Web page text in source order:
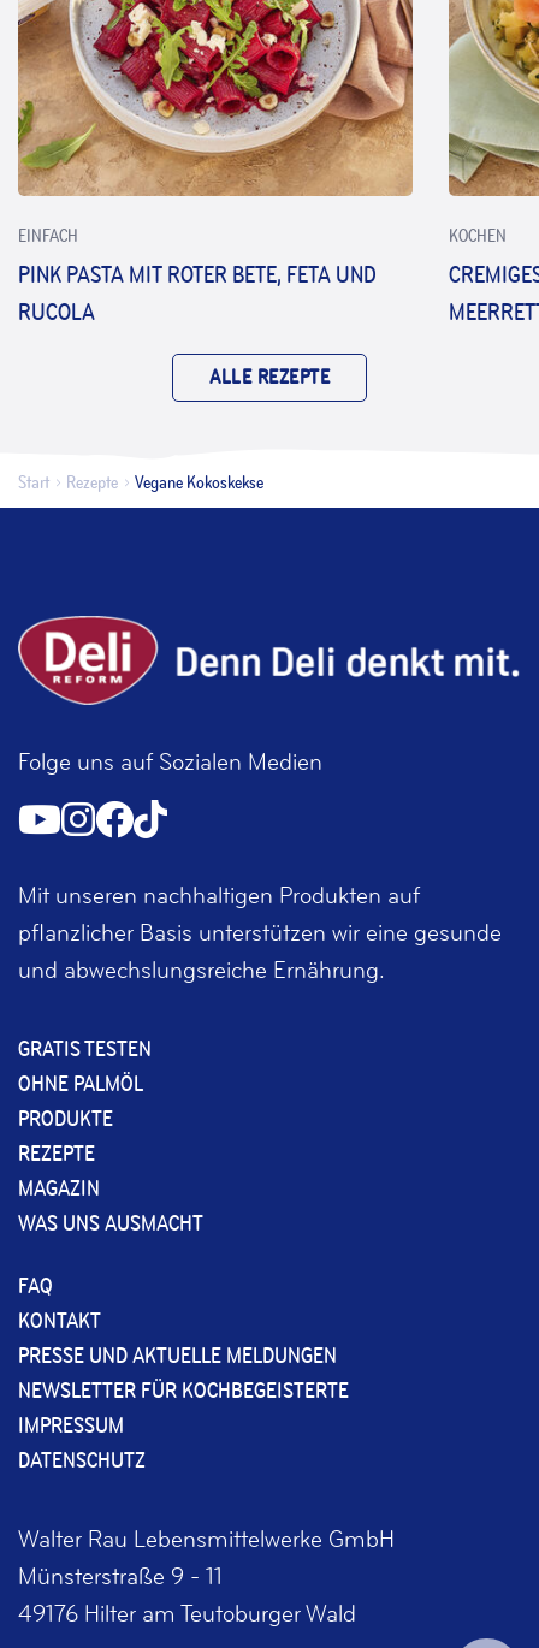
EINFACH
PINK PASTA MIT ROTER BETE, FETA UND
RUCOLA
KOCHEN
ALLE REZEPTE
Start Rezepte Vegane Kokoskekse
Folge uns auf Sozialen Medien
Mit unseren nachhaltigen Produkten auf
pflanzlicher Basis unterstützen wir eine gesunde
und abwechslungsreiche Ernährung.
GRATIS TESTEN
OHNE PALMÖL
PRODUKTE
REZEPTE
MAGAZIN
WAS UNS AUSMACHT
FAQ
KONTAKT
PRESSE UND AKTUELLE MELDUNGEN
NEWSLETTER FÜR KOCHBEGEISTERTE
IMPRESSUM
DATENSCHUTZ
Walter Rau Lebensmittelwerke GmbH
Münsterstraße 9 - 11
49176 Hilter am Teutoburger Wald